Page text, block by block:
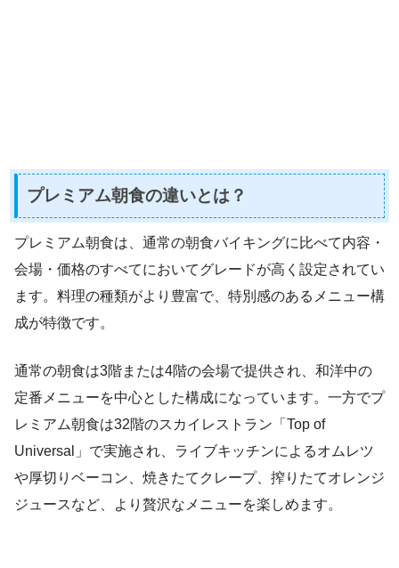
プレミアム朝食の違いとは？
プレミアム朝食は、通常の朝食バイキングに比べて内容・
会場・価格のすべてにおいてグレードが高く設定されてい
ます。料理の種類がより豊富で、特別感のあるメニュー構
成が特徴です。
通常の朝食は3階または4階の会場で提供され、和洋中の
定番メニューを中心とした構成になっています。一方でプ
レミアム朝食は32階のスカイレストラン「Top of
Universal」で実施され、ライブキッチンによるオムレツ
や厚切りベーコン、焼きたてクレープ、搾りたてオレンジ
ジュースなど、より贅沢なメニューを楽しめます。